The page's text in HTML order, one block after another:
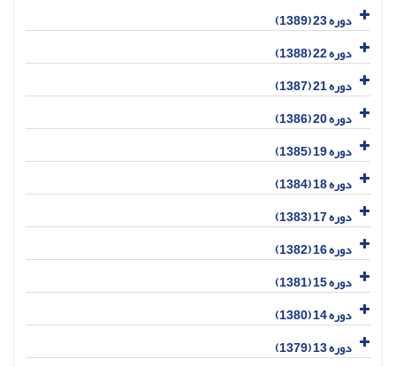
دوره 23 (1389)
دوره 22 (1388)
دوره 21 (1387)
دوره 20 (1386)
دوره 19 (1385)
دوره 18 (1384)
دوره 17 (1383)
دوره 16 (1382)
دوره 15 (1381)
دوره 14 (1380)
دوره 13 (1379)